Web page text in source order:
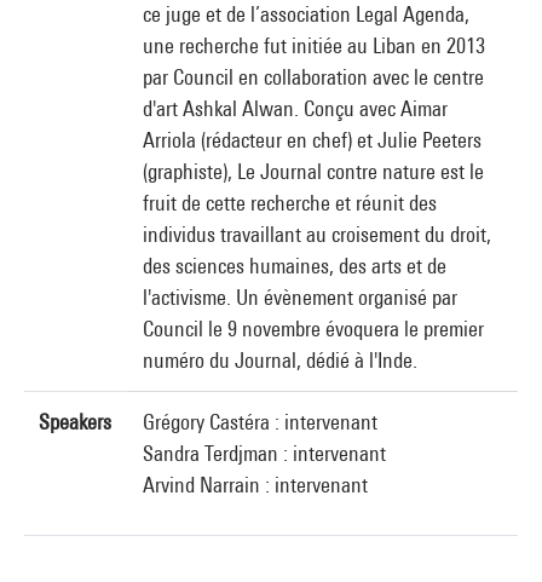
ce juge et de l’association Legal Agenda,
une recherche fut initiée au Liban en 2013
par Council en collaboration avec le centre
d'art Ashkal Alwan. Conçu avec Aimar
Arriola (rédacteur en chef) et Julie Peeters
(graphiste), Le Journal contre nature est le
fruit de cette recherche et réunit des
individus travaillant au croisement du droit,
des sciences humaines, des arts et de
l'activisme. Un évènement organisé par
Council le 9 novembre évoquera le premier
numéro du Journal, dédié à l'Inde.
Speakers
Grégory Castéra : intervenant
Sandra Terdjman : intervenant
Arvind Narrain : intervenant